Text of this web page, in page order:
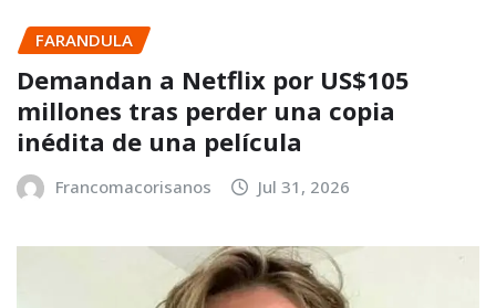
FARANDULA
Demandan a Netflix por US$105
millones tras perder una copia
inédita de una película
Francomacorisanos Jul 31, 2026